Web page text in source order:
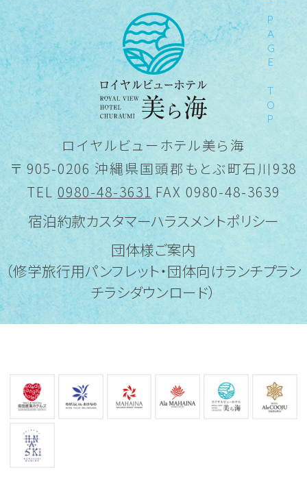
PAGE TOP
ロイヤルビューホテル美ら海
〒 905-0206 沖縄県国頭郡もとぶ町石川938
TEL0980-48-3631 FAX 0980-48-3639
宿泊約款カスタマーハラスメントポリシー
団体様ご案内
（修学旅行用パンフレット・団体向けランチプラン
チラシダウンロード）